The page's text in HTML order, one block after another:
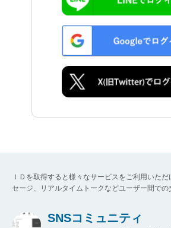
ＩＤを取得すると様々なサービスをご利用いた
セージ、リアルタイムトークなどユーザー間での
SNSコミュニティ